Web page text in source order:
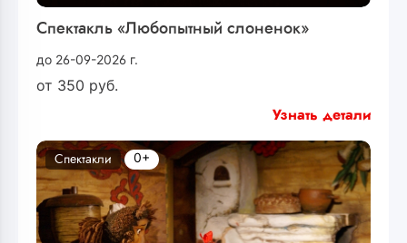
Спектакль «Любопытный слоненок»
до 26-09-2026 г.
от 350 руб.
Узнать детали
Спектакли 0+